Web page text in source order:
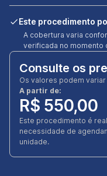
Este procedimento
A cobertura varia
verificada no momento
Consulte os
Os valores podem
A partir de:
R$ 550,00
Este procedimento é
necessidade de
unidade.